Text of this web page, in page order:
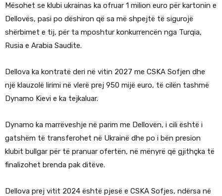
Mësohet se klubi ukrainas ka ofruar 1 milion euro për kartonin e
Dellovës, pasi po dëshiron që sa më shpejtë të sigurojë
shërbimet e tij, për ta mposhtur konkurrencën nga Turqia,
Rusia e Arabia Saudite.
Dellova ka kontratë deri në vitin 2027 me CSKA Sofjen dhe
një klauzolë lirimi në vlerë prej 950 mijë euro, të cilën tashmë
Dynamo Kievi e ka tejkaluar.
Dynamo ka marrëveshje në parim me Dellovën, i cili është i
gatshëm të transferohet në Ukrainë dhe po i bën presion
klubit bullgar për të pranuar ofertën, në mënyrë që gjithçka të
finalizohet brenda pak ditëve.
Dellova prej vitit 2024 është pjesë e CSKA Sofjes, ndërsa në